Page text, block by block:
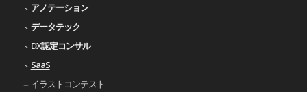
アノテーション
データテック
DX認定コンサル
SaaS
イラストコンテスト